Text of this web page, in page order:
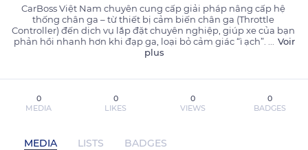
CarBoss Việt Nam chuyên cung cấp giải pháp nâng cấp hệ
thống chân ga – từ thiết bị cảm biến chân ga (Throttle
Controller) đến dịch vụ lắp đặt chuyên nghiệp, giúp xe của bạn
phản hồi nhanh hơn khi đạp ga, loại bỏ cảm giác “ì ạch”.
Voir
plus
0
MEDIA
0
LIKES
0
VIEWS
0
BADGES
MEDIA LISTS BADGES